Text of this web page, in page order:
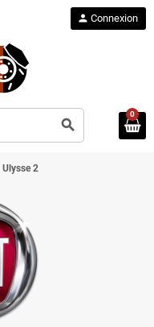
search
person Connexion
0
Ulysse 2